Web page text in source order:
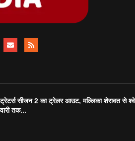
सीजन 2 का ट्रेलर आउट, मल्लिका शेरावत से
तक...